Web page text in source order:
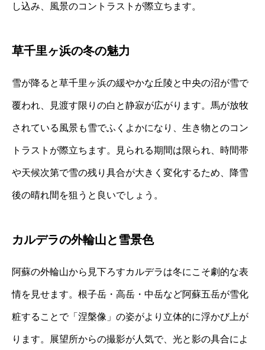
し込み、風景のコントラストが際立ちます。
草千里ヶ浜の冬の魅力
雪が降ると草千里ヶ浜の緩やかな丘陵と中央の沼が雪で
覆われ、見渡す限りの白と静寂が広がります。馬が放牧
されている風景も雪でふくよかになり、生き物とのコン
トラストが際立ちます。見られる期間は限られ、時間帯
や天候次第で雪の残り具合が大きく変化するため、降雪
後の晴れ間を狙うと良いでしょう。
カルデラの外輪山と雪景色
阿蘇の外輪山から見下ろすカルデラは冬にこそ劇的な表
情を見せます。根子岳・高岳・中岳など阿蘇五岳が雪化
粧することで「涅槃像」の姿がより立体的に浮かび上が
ります。展望所からの撮影が人気で、光と影の具合によ